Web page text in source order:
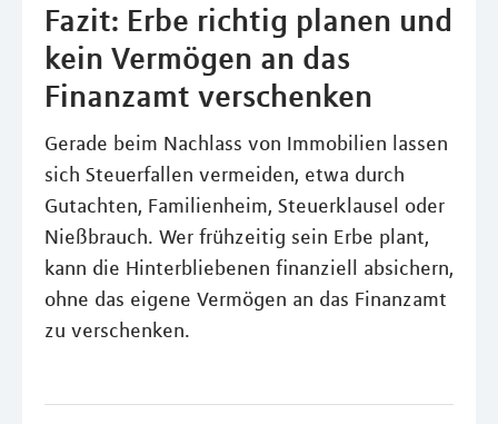
Fazit: Erbe richtig planen und
kein Vermögen an das
Finanzamt verschenken
Gerade beim Nachlass von Immobilien lassen
sich Steuerfallen vermeiden, etwa durch
Gutachten, Familienheim, Steuerklausel oder
Nießbrauch. Wer frühzeitig sein Erbe plant,
kann die Hinterbliebenen finanziell absichern,
ohne das eigene Vermögen an das Finanzamt
zu verschenken.